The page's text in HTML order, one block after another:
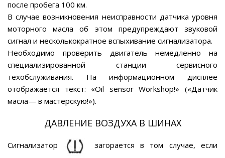
после пробега 100 км.
В случае возникновения неисправности датчика уровня
моторного масла об этом предупреждают звуковой
сигнал и несколькократное вспыхивание сигнализатора.
Необходимо проверить двигатель немедленно на
специализированной станции сервисного
техобслуживания. На информационном дисплее
отображается текст: «Oil sensor Workshop!» («Датчик
масла— в мастерскую!»).
ДАВЛЕНИЕ ВОЗДУХА В ШИНАХ
Сигнализатор
загорается в том случае, если